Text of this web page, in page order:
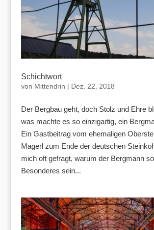
Schichtwort
von Mittendrin | Dez. 22, 2018
Der Bergbau geht, doch Stolz und Ehre
was machte es so einzigartig, ein
Ein Gastbeitrag vom ehemaligen
Magerl zum Ende der deutschen
mich oft gefragt, warum der Bergmann
Besonderes sein...